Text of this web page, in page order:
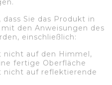
Sie das Produkt in
den Anweisungen des
einschließlich:
nicht auf den Himmel,
fertige Oberfläche
nicht auf reflektierende